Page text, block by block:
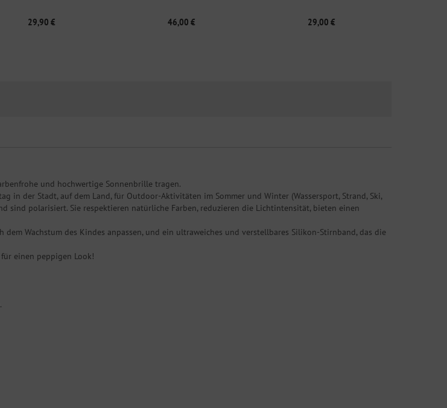
29,90 € 46,00 € 29,00 €
und hochwertige Sonnenbrille tragen.
in der Stadt, auf dem Land, für Outdoor-Aktivitäten im Sommer und Winter (Wassersport, Strand, Ski,
sind polarisiert. Sie respektieren natürliche Farben, reduzieren die Lichtintensität, bieten einen
Wachstum des Kindes anpassen, und ein ultraweiches und verstellbares Silikon-Stirnband, das die
einen peppigen Look!